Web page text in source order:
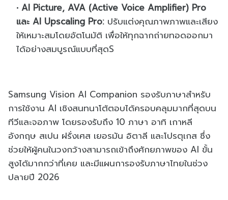
AI Picture, AVA (Active Voice Amplifier) Pro
และ AI Upscaling Pro: ปรับแต่งคุณภาพภาพและเสียง
ให้เหมาะสมโดยอัตโนมัติ เพื่อให้ทุกฉากถ่ายทอดออกมา
ได้อย่างสมบูรณ์แบบที่สุดS
Samsung Vision AI Companion รองรับภาษาสำหรับ
การใช้งาน AI เชิงสนทนาโต้ตอบได้ครอบคลุมมากที่สุดบน
ทีวีและจอภาพ โดยรองรับถึง 10 ภาษา อาทิ เกาหลี
อังกฤษ สเปน ฝรั่งเศส เยอรมัน อิตาลี และโปรตุเกส ซึ่ง
ช่วยให้ผู้คนในวงกว้างสามารถเข้าถึงศักยภาพของ AI ขั้น
สูงได้มากกว่าที่เคย และมีแผนการองรับภาษาไทยในช่วง
ปลายปี 2026